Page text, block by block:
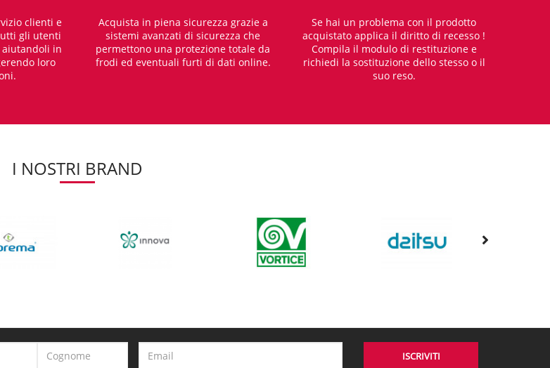
clienti e
gli utenti
in
loro
Acquista in piena sicurezza grazie a
sistemi avanzati di sicurezza che
permettono una protezione totale da
frodi ed eventuali furti di dati online.
Se hai un problema con il prodotto
acquistato applica il diritto di recesso !
Compila il modulo di restituzione e
richiedi la sostituzione dello stesso o il
suo reso.
I NOSTRI BRAND
ISCRIVITI